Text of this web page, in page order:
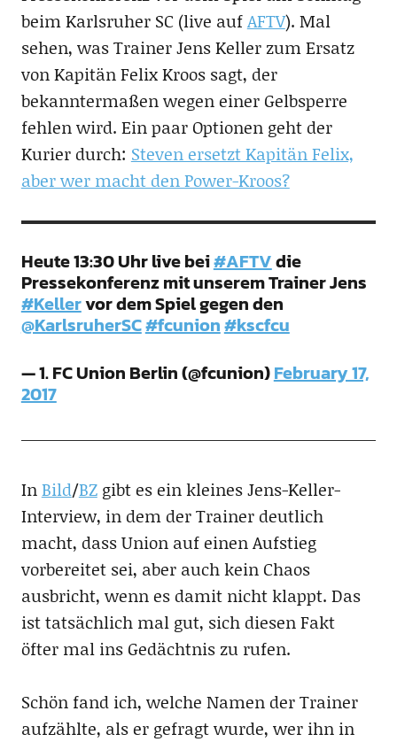
beim Karlsruher SC (live aufAFTV). Mal
sehen, was Trainer Jens Keller zum Ersatz
von Kapitän Felix Kroos sagt, der
bekanntermaßen wegen einer Gelbsperre
fehlen wird. Ein paar Optionen geht der
Kurier durch: Steven ersetzt Kapitän Felix,
aber wer macht den Power-Kroos?
Heute 13:30 Uhr live bei#AFTVdie
Pressekonferenz mit unserem Trainer Jens
#Kellervor dem Spiel gegen den
@KarlsruherSC#fcunion#kscfcu
— 1. FC Union Berlin (@fcunion)February 17,
2017
InBild/BZgibt es ein kleines Jens-Keller-
Interview, in dem der Trainer deutlich
macht, dass Union auf einen Aufstieg
vorbereitet sei, aber auch kein Chaos
ausbricht, wenn es damit nicht klappt. Das
ist tatsächlich mal gut, sich diesen Fakt
öfter mal ins Gedächtnis zu rufen.
Schön fand ich, welche Namen der Trainer
aufzählte, als er gefragt wurde, wer ihn in